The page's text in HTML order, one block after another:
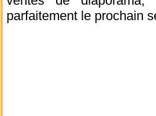
parfaitement le prochain